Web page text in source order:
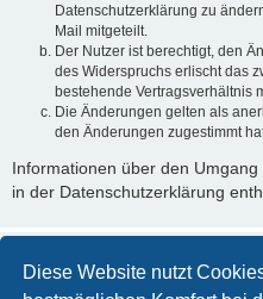
Diese Website nutzt
Datenschutzerklärung zu
Mail mitgeteilt.
Der Nutzer ist berechtigt, den
des Widerspruchs erlischt das
bestehende Vertragsverhältnis
Die Änderungen gelten als
den Änderungen zugestimmt
Informationen über den
in der Datenschutzerklärung